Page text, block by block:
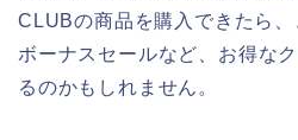
CLUBの商品を購入できたら
ボーナスセールなど、お得な
るのかもしれません。